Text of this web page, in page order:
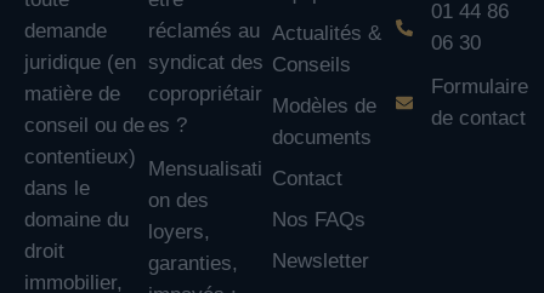
demande
juridique (en
matière de
conseil ou de
contentieux)
dans le
domaine du
droit
immobilier,
réclamés au
syndicat des
copropriétair
es ?
Mensualisati
on des
loyers,
garanties,
Actualités &
Conseils
Modèles de
documents
Contact
Nos FAQs
Newsletter
01 44 86
06 30
Formulaire
de contact